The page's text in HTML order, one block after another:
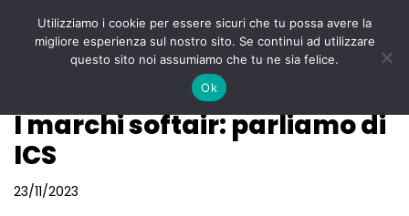
Menu
I marchi softair: parliamo di
ICS
23/11/2023
Utilizziamo i cookie per essere sicuri che tu possa avere la
migliore esperienza sul nostro sito. Se continui ad utilizzare
questo sito noi assumiamo che tu ne sia felice.
Ok